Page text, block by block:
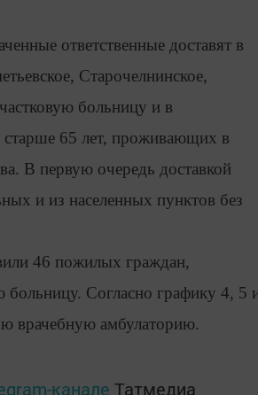
ответственные доставят в
Старочелнинское,
больницу и в
65 лет, проживающих в
В первую очередь доставкой
и из населенных пунктов без
46 пожилых граждан,
Согласно графику 4, 5
врачебную амбулаторию.
канале Татмедиа